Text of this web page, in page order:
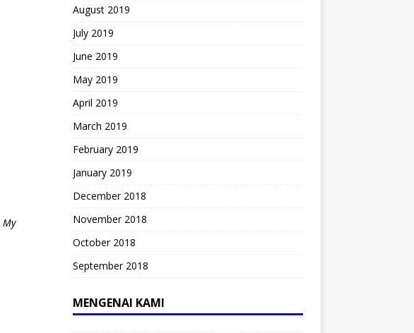
My
August 2019
July 2019
June 2019
May 2019
April 2019
March 2019
February 2019
January 2019
December 2018
November 2018
October 2018
September 2018
MENGENAI KAMI